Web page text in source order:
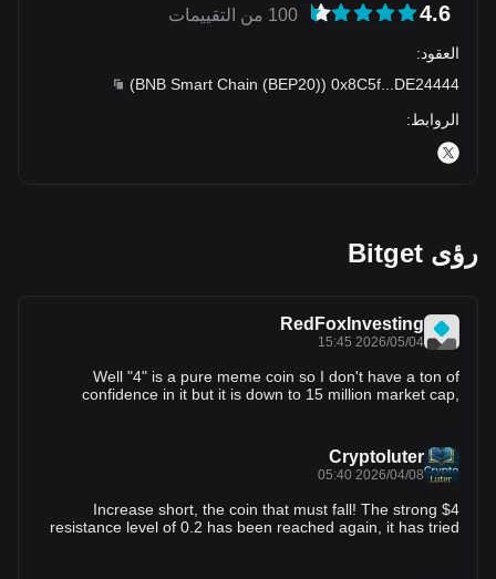
4.6 100 من التقييمات
العقود:
0x8C5f
DE24444
(
BNB Smart Chain (BEP20)
)
الروابط:
رؤى Bitget
RedFoxInvesting
2026/05/04 15:45
Well "4" is a pure meme coin so I don't have a ton of
confidence in it but it is down to 15 million market cap,
comes in and pumps it up.
Cryptoluter
2026/04/08 05:40
$4 Increase short, the coin that must fall! The strong
resistance level of 0.2 has been reached again, it has tried